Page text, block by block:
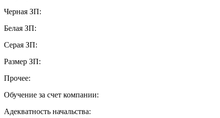
Черная ЗП:
Белая ЗП:
Серая ЗП:
Размер ЗП:
Прочее:
Обучение за счет компании:
Адекватность начальства: